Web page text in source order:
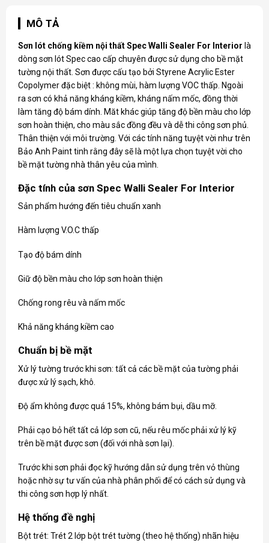
MÔ TẢ
Sơn lót chống kiềm nội thất Spec Walli Sealer For Interior là
dòng sơn lót Speccao cấp chuyên được sử dụng cho bề mặt
tường nội thất. Sơn được cấu tạo bởi Styrene Acrylic Ester
Copolymer đặc biệt : không mùi, hàm lượng VOC thấp. Ngoài
ra sơn có khả năng kháng kiềm, kháng nấm mốc, đồng thời
làm tăng độ bám dính. Măt khác giúp tăng độ bền màu cho lớp
sơn hoàn thiện, cho màu sắc đồng đều và dễ thi công sơn phủ.
Thân thiện với môi trường. Với các tính năng tuyệt vời như trên
Bảo Anh Paint tinh rằng đây sẽ là một lựa chọn tuyệt vời cho
bề mặt tường nhà thân yêu của mình.
Đặc tính của sơn Spec Walli Sealer For Interior
Sản phẩm hướng đến tiêu chuẩn xanh
Hàm lượng V.O.C thấp
Tạo độ bám dính
Giữ độ bền màu cho lớp sơn hoàn thiện
Chống rong rêu và nấm mốc
Khả năng kháng kiềm cao
Chuẩn bị bề mặt
Xử lý tường trước khi sơn: tất cả các bề mặt của tường phải
được xử lý sạch, khô.
Độ ẩm không được quá 15%, không bám bụi, dầu mỡ.
Phải cạo bỏ hết tất cả lớp sơn cũ, nếu rêu mốc phải xử lý kỹ
trên bề mặt được sơn (đối với nhà sơn lại).
Trước khi sơn phải đọc kỹ hướng dẫn sử dụng trên vỏ thùng
hoặc nhờ sự tư vấn của nhà phân phối để có cách sử dụng và
thi công sơn hợp lý nhất.
Hệ thống đề nghị
Bột trét: Trét 2 lớp bột trét tường (theo hệ thống) nhãn hiệu